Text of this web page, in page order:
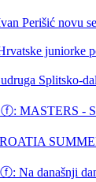
Perišić novu
juniorke
udruga
ⓕ: MASTERS -
Na današnji